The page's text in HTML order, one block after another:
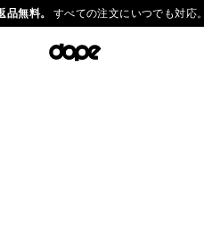
無料。 すべての注文にいつでも対応。